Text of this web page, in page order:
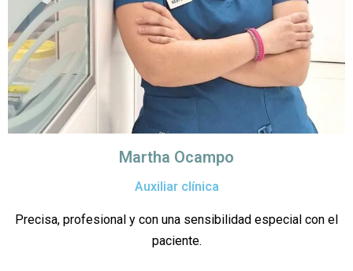
Martha Ocampo
Auxiliar clínica
Precisa, profesional y con una sensibilidad especial con el
paciente.